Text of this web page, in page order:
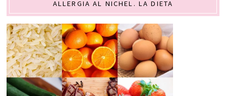
ALLERGIA AL NICHEL. LA DIETA